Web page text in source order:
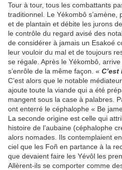
Tour à tour, tous les combattants
traditionnel. Le Yékombô
et de plantain et débite les jurons
le contrôle du regard avisé des
de considérer à jamais un Esakoé
leur vouloir du mal et de toujours
se régale. Après le Yékombô,
s’enrôle de la même façon. «
C’est alors que le notable
ajoute toute la viande qui a été
mangent sous la case à palabres.
ont enterré le céphalophe « Be
La seconde origine est celle qui
histoire de l’aubaine (céphalophe
alors nomades. Ils contemplaient
ciel que les Foñ en partance à la
que devaient faire les Yévôl les
Allèrent-ils se comporter comme